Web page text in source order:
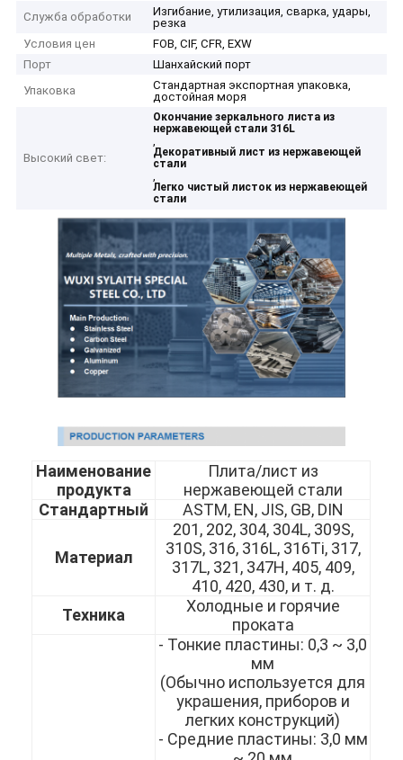
Служба обработки
Изгибание, утилизация, сварка, удары,
резка
Условия цен
FOB, CIF, CFR, EXW
Порт
Шанхайский порт
Упаковка
Стандартная экспортная упаковка,
достойная моря
Высокий свет:
Окончание зеркального листа из
нержавеющей стали 316L
,
Декоративный лист из нержавеющей
стали
,
Легко чистый листок из нержавеющей
стали
Наименование
продукта
Плита/лист из
нержавеющей стали
Стандартный
ASTM, EN, JIS, GB, DIN
Материал
201, 202, 304, 304L, 309S,
310S, 316, 316L, 316Ti, 317,
317L, 321, 347H, 405, 409,
410, 420, 430, и т. д.
Техника
Холодные и горячие
проката
- Тонкие пластины: 0,3 ~ 3,0
мм
(Обычно используется для
украшения, приборов и
легких конструкций)
- Средние пластины: 3,0 мм